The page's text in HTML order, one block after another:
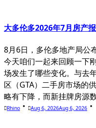
大多伦多2026年7月房产
8月6日，多伦多地产局公
今天咱们一起来回顾一下
场发生了哪些变化。与去
区（GTA）二手房市场的
略有下降，而新挂牌房源
Rhino Aug 6, 2026Aug 6, 2026